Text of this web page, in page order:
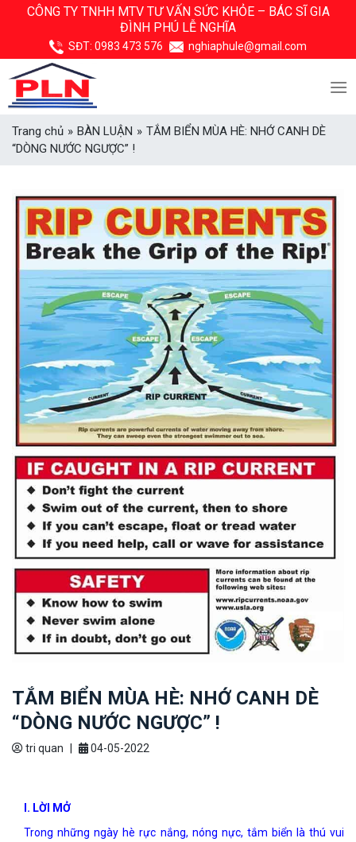
CÔNG TY TNHH MTV TƯ VẤN SỨC KHỎE – BÁC SĨ GIA
ĐÌNH PHÚ LỄ NGHĨA
SĐT: 0983 473 576 nghiaphule@gmail.com
Trang chủ » BÀN LUẬN » TẮM BIỂN MÙA HÈ: NHỚ CANH DÈ
“DÒNG NƯỚC NGƯỢC” !
TẮM BIỂN MÙA HÈ: NHỚ CANH DÈ
“DÒNG NƯỚC NGƯỢC” !
tri quan 04-05-2022
I. LỜI MỞ
Trong những ngày hè rực nắng, nóng nực, tắm biển là thú vui